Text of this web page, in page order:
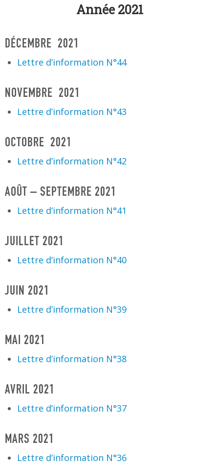
Année 2021
DÉCEMBRE 2021
Lettre d’information N°44
NOVEMBRE 2021
Lettre d’information N°43
OCTOBRE 2021
Lettre d’information N°42
AOÛT – SEPTEMBRE 2021
Lettre d’information N°41
JUILLET 2021
Lettre d’information N°40
JUIN 2021
Lettre d’information N°39
MAI 2021
Lettre d’information N°38
AVRIL 2021
Lettre d’information N°37
MARS 2021
Lettre d’information N°36